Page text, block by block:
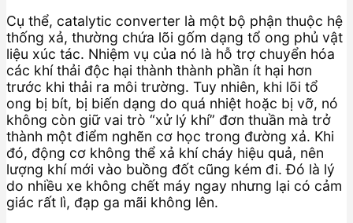
Cụ thể, catalytic converter là một bộ phận thuộc hệ
thống xả, thường chứa lõi gốm dạng tổ ong phủ vật
liệu xúc tác. Nhiệm vụ của nó là hỗ trợ chuyển hóa
các khí thải độc hại thành thành phần ít hại hơn
trước khi thải ra môi trường. Tuy nhiên, khi lõi tổ
ong bị bít, bị biến dạng do quá nhiệt hoặc bị vỡ, nó
không còn giữ vai trò “xử lý khí” đơn thuần mà trở
thành một điểm nghẽn cơ học trong đường xả. Khi
đó, động cơ không thể xả khí cháy hiệu quả, nên
lượng khí mới vào buồng đốt cũng kém đi. Đó là lý
do nhiều xe không chết máy ngay nhưng lại có cảm
giác rất lì, đạp ga mãi không lên.